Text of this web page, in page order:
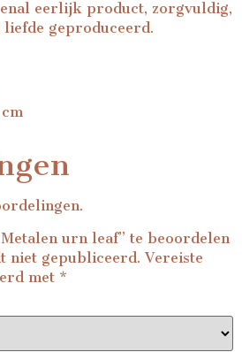
eerlijk product, zorgvuldig,
geproduceerd.
urn leaf” te beoordelen
niet gepubliceerd. Vereiste
met *